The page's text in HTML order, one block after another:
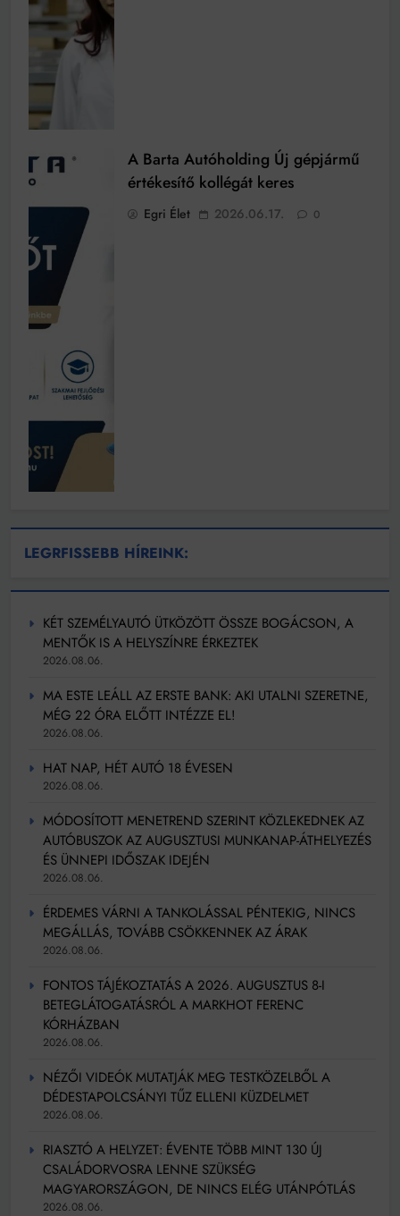
A Barta Autóholding Új gépjármű
értékesítő kollégát keres
Egri Élet 2026.06.17. 0
LEGRFISSEBB HÍREINK:
KÉT SZEMÉLYAUTÓ ÜTKÖZÖTT ÖSSZE BOGÁCSON, A
MENTŐK IS A HELYSZÍNRE ÉRKEZTEK
2026.08.06.
MA ESTE LEÁLL AZ ERSTE BANK: AKI UTALNI SZERETNE,
MÉG 22 ÓRA ELŐTT INTÉZZE EL!
2026.08.06.
HAT NAP, HÉT AUTÓ 18 ÉVESEN
2026.08.06.
MÓDOSÍTOTT MENETREND SZERINT KÖZLEKEDNEK AZ
AUTÓBUSZOK AZ AUGUSZTUSI MUNKANAP-ÁTHELYEZÉS
ÉS ÜNNEPI IDŐSZAK IDEJÉN
2026.08.06.
ÉRDEMES VÁRNI A TANKOLÁSSAL PÉNTEKIG, NINCS
MEGÁLLÁS, TOVÁBB CSÖKKENNEK AZ ÁRAK
2026.08.06.
FONTOS TÁJÉKOZTATÁS A 2026. AUGUSZTUS 8-I
BETEGLÁTOGATÁSRÓL A MARKHOT FERENC
KÓRHÁZBAN
2026.08.06.
NÉZŐI VIDEÓK MUTATJÁK MEG TESTKÖZELBŐL A
DÉDESTAPOLCSÁNYI TŰZ ELLENI KÜZDELMET
2026.08.06.
RIASZTÓ A HELYZET: ÉVENTE TÖBB MINT 130 ÚJ
CSALÁDORVOSRA LENNE SZÜKSÉG
MAGYARORSZÁGON, DE NINCS ELÉG UTÁNPÓTLÁS
2026.08.06.